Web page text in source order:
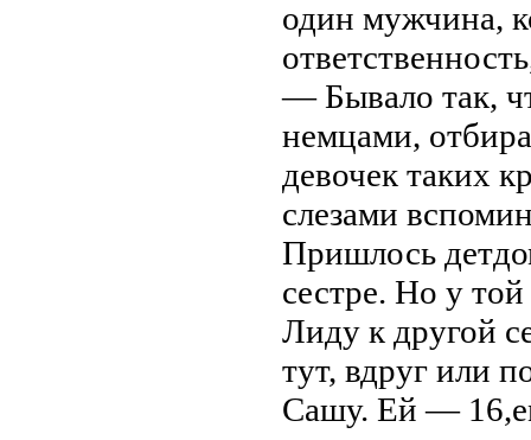
один мужчина,
— Бывало так,
немцами,
девочек таких
слезами
Пришлось
сестре. Но у
Лиду к другой
тут, вдруг или
Сашу. Ей —